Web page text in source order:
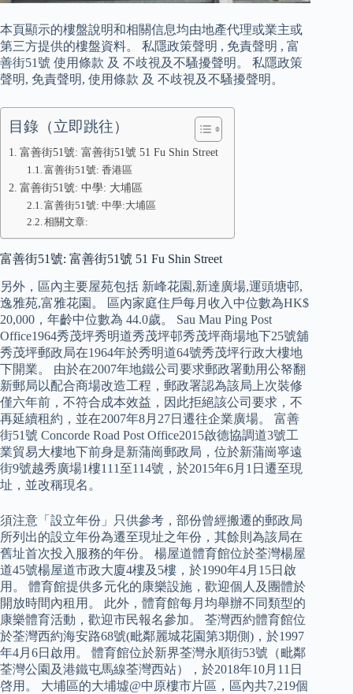
本頁顯示的樓盤說明和相關信息均由地產代理或業主或
第三方提供的樓盤資料。 私隱政策聲明 , 免責聲明 , 富
善街51號 使用條款 及 不歧視及不騷擾聲明。 私隱政策
聲明, 免責聲明, 使用條款 及 不歧視及不騷擾聲明。
目錄（立即跳往）
富善街51號: 富善街51號 51 Fu Shin Street
富善街51號: 香港區
富善街51號: 中學: 大埔區
富善街51號: 中學:大埔區
相關文章:
富善街51號: 富善街51號 51 Fu Shin Street
另外，區內主要屋苑包括 新峰花園,新達廣場,運頭塘邨,
逸雅苑,富雅花園。 區內家庭住戶每月收入中位數為HK$
20,000，年齡中位數為 44.0歲。 Sau Mau Ping Post
Office1964秀茂坪秀明道秀茂坪邨秀茂坪商場地下25號舖
秀茂坪郵政局在1964年於秀明道64號秀茂坪行政大樓地
下開業。 由於在2007年地鐵公司要求郵政署動用公帑翻
新郵局以配合商場改造工程，郵政署認為該局上次裝修
僅六年前，不符合成本效益，因此拒絕該公司要求，不
再延續租約，並在2007年8月27日遷往企業廣場。 富善
街51號 Concorde Road Post Office2015啟德協調道3號工
業貿易大樓地下前身是新蒲崗郵政局，位於新蒲崗寧遠
街9號越秀廣場1樓111至114號，於2015年6月1日遷至現
址，並改稱現名。
須注意「設立年份」只供參考，部份曾經搬遷的郵政局
所列出的設立年份為遷至現址之年份，其餘則為該局在
舊址首次投入服務的年份。 楊屋道體育館位於荃灣楊屋
道45號楊屋道市政大廈4樓及5樓，於1990年4月15日啟
用。 體育館提供多元化的康樂設施，歡迎個人及團體於
開放時間內租用。 此外，體育館每月均舉辦不同類型的
康樂體育活動，歡迎市民報名參加。 荃灣西約體育館位
於荃灣西約海安路68號(毗鄰麗城花園第3期側)，於1997
年4月6日啟用。 體育館位於新界荃灣永順街53號（毗鄰
荃灣公園及港鐵屯馬線荃灣西站），於2018年10月11日
啓用。 大埔區的大埔墟@中原樓市片區，區內共7,219個